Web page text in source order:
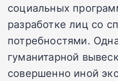
социальных
разработке лиц со
потребностями.
гуманитарной
совершенно иной